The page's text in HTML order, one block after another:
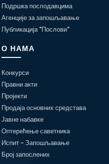
Подршка послодавцима
Агенције за запошљавање
Публикација "Послови"
О НАМА
Конкурси
Правни акти
Пројекти
Продаја основних средстава
Јавне набавке
Оптерећење саветника
Испит - Запошљавање
Број запослених